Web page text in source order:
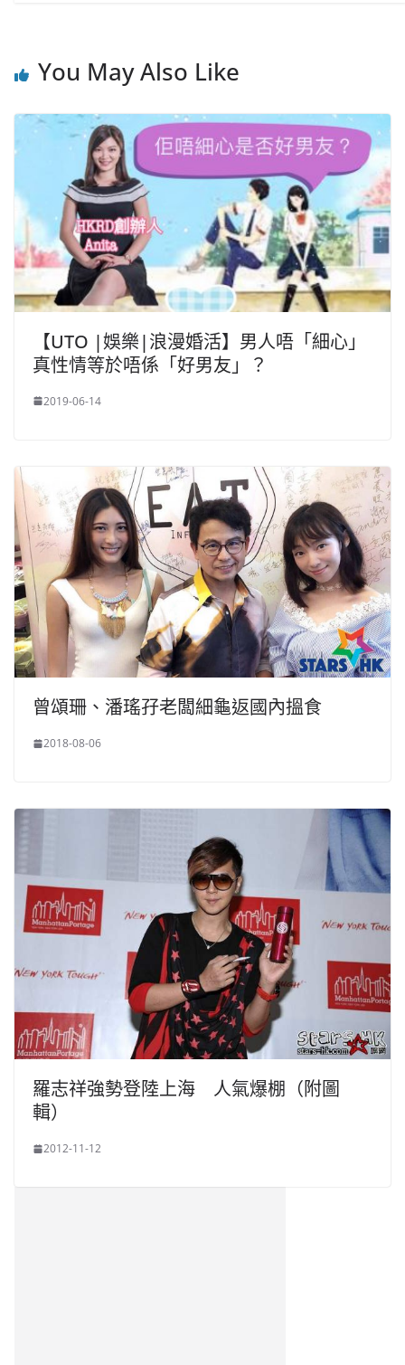
You May Also Like
【UTO |娛樂|浪漫婚活】男人唔「細心」
真性情等於唔係「好男友」？
2019-06-14
曾頌珊、潘瑤孖老闆細龜返國內搵食
2018-08-06
羅志祥強勢登陸上海 人氣爆棚（附圖
輯）
2012-11-12